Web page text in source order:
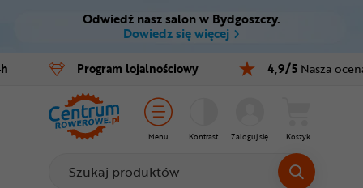
Ctrl M
Menu główne
Informacje o produkcie
Do koszyka
Odwiedź nasz salon w Bydgoszczy.
Dowiedz się więcej
Program lojalnościowy 4,9/5 Nasza
Menu Kontrast Zaloguj się Koszyk
Rowery
E-bike
Części
Akcesoria